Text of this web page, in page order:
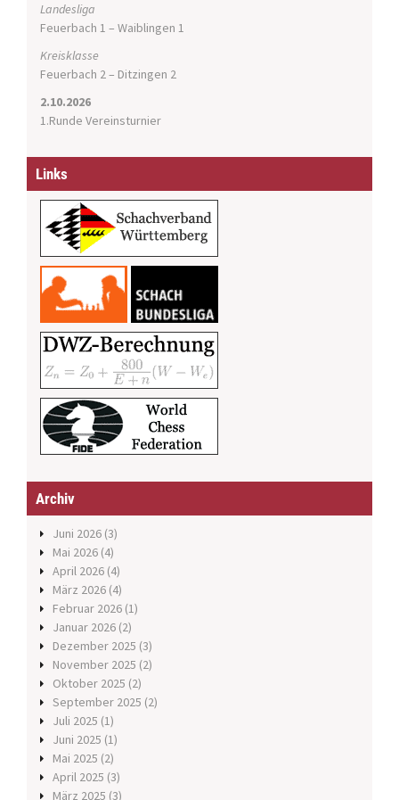
Landesliga
Feuerbach 1 – Waiblingen 1
Kreisklasse
Feuerbach 2 – Ditzingen 2
2.10.2026
1.Runde Vereinsturnier
Links
Archiv
Juni 2026 (3)
Mai 2026 (4)
April 2026 (4)
März 2026 (4)
Februar 2026 (1)
Januar 2026 (2)
Dezember 2025 (3)
November 2025 (2)
Oktober 2025 (2)
September 2025 (2)
Juli 2025 (1)
Juni 2025 (1)
Mai 2025 (2)
April 2025 (3)
März 2025 (3)